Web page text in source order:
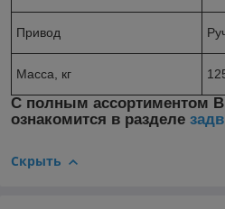
Привод
Масса, кг
С полным ассортиментом
ознакомится в разделе
Скрыть